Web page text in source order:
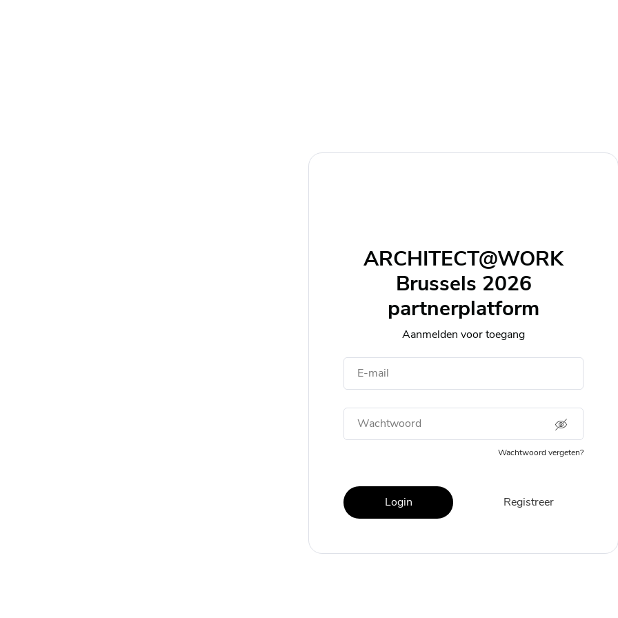
ARCHITECT@WORK
Brussels 2026
partnerplatform
Aanmelden voor toegang
E-mail
Wachtwoord
Wachtwoord vergeten?
Login Registreer